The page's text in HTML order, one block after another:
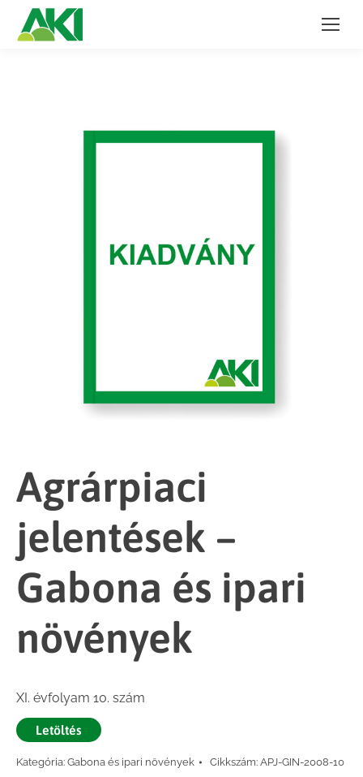
Agrárpiaci
jelentések –
Gabona és ipari
növények
XI. évfolyam 10. szám
Letöltés
Kategória: Gabona és ipari növények Cikkszám: APJ-GIN-2008-10